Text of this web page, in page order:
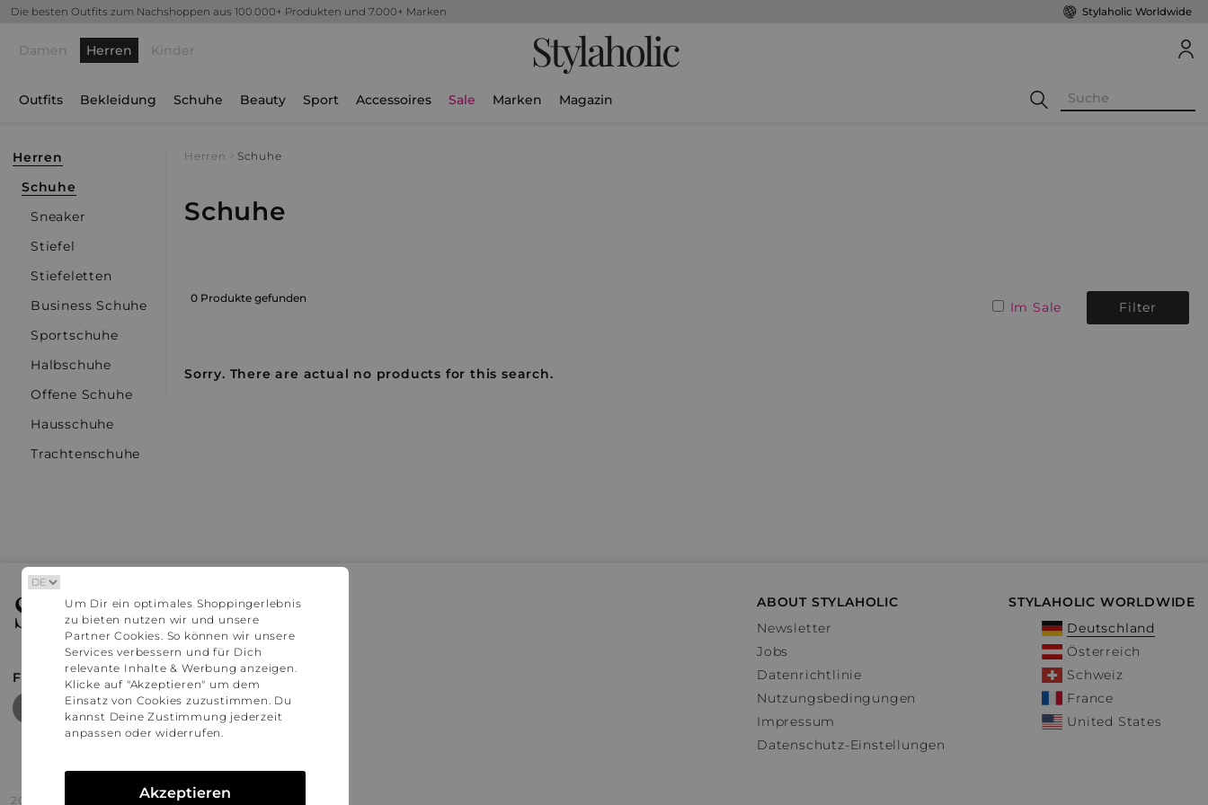
Die besten Outfits zum Nachshoppen aus 100.000+ Produkten und 7.000+ Marken Stylaholic Worldwide
Damen Herren Kinder Stylaholic
Outfits Bekleidung Schuhe Beauty Sport Accessoires Sale Marken Magazin
Herren
Schuhe
Sneaker
Stiefel
Stiefeletten
Business Schuhe
Sportschuhe
Halbschuhe
Offene Schuhe
Hausschuhe
Trachtenschuhe
Herren Schuhe
Schuhe
0 Produkte gefunden
Im Sale Filter
Sorry. There are actual no products for this search.
Stylaholic
FIND MORE INSPIRATION
ABOUT STYLAHOLIC
Newsletter
Jobs
Datenrichtlinie
Nutzungsbedingungen
Impressum
Datenschutz-Einstellungen
STYLAHOLIC WORLDWIDE
Deutschland
Österreich
Schweiz
France
United States
2016 - 2026 © Stylaholic.
Um Dir ein optimales Shoppingerlebnis
zu bieten nutzen wir und unsere
Partner Cookies. So können wir unsere
Services verbessern und für Dich
relevante Inhalte & Werbung anzeigen.
Klicke auf "Akzeptieren" um dem
Einsatz von Cookies zuzustimmen. Du
kannst Deine Zustimmung jederzeit
anpassen oder widerrufen.
Akzeptieren